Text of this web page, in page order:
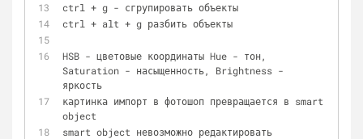
ctrl + g - сгрупировать объекты
ctrl + alt + g разбить объекты
HSB - цветовые координаты Hue - тон,
Saturation - насыщенность, Brightness -
яркость
картинка импорт в фотошоп превращается в smart
object
smart object невозможно редактировать